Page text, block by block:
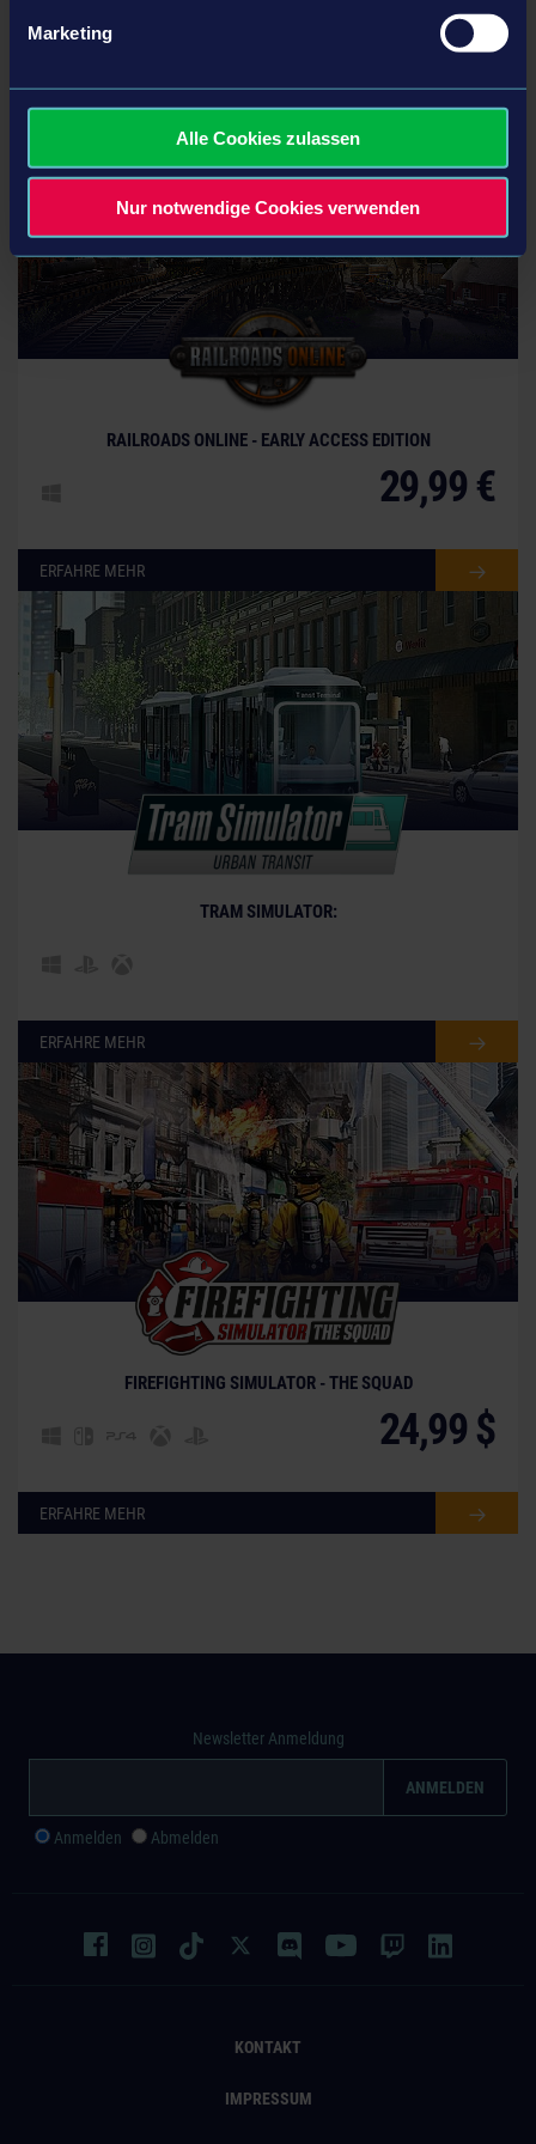
Marketing
Alle Cookies zulassen
Nur notwendige Cookies verwenden
Folgende Spiele könnten Dich auch
© [Translate to German:]
RAILROADS ONLINE - EARLY ACCESS EDITION
29,99 €
ERFAHRE MEHR
© [Translate to German:]
TRAM SIMULATOR:
ERFAHRE MEHR
FIREFIGHTING SIMULATOR - THE SQUAD
24,99 $
ERFAHRE MEHR
KONTAKT
IMPRESSUM
Newsletter Anmeldung
Anmelden Abmelden